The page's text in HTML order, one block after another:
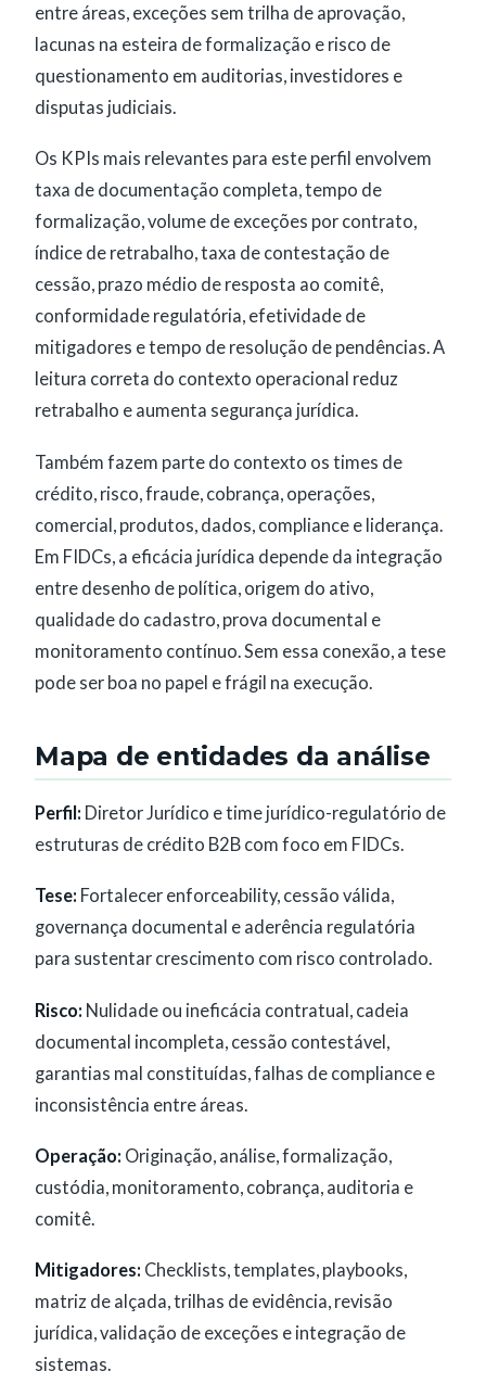
entre áreas, exceções sem trilha de aprovação,
lacunas na esteira de formalização e risco de
questionamento em auditorias, investidores e
disputas judiciais.
Os KPIs mais relevantes para este perfil envolvem
taxa de documentação completa, tempo de
formalização, volume de exceções por contrato,
índice de retrabalho, taxa de contestação de
cessão, prazo médio de resposta ao comitê,
conformidade regulatória, efetividade de
mitigadores e tempo de resolução de pendências. A
leitura correta do contexto operacional reduz
retrabalho e aumenta segurança jurídica.
Também fazem parte do contexto os times de
crédito, risco, fraude, cobrança, operações,
comercial, produtos, dados, compliance e liderança.
Em FIDCs, a eficácia jurídica depende da integração
entre desenho de política, origem do ativo,
qualidade do cadastro, prova documental e
monitoramento contínuo. Sem essa conexão, a tese
pode ser boa no papel e frágil na execução.
Mapa de entidades da análise
Perfil: Diretor Jurídico e time jurídico-regulatório de
estruturas de crédito B2B com foco em FIDCs.
Tese: Fortalecer enforceability, cessão válida,
governança documental e aderência regulatória
para sustentar crescimento com risco controlado.
Risco: Nulidade ou ineficácia contratual, cadeia
documental incompleta, cessão contestável,
garantias mal constituídas, falhas de compliance e
inconsistência entre áreas.
Operação: Originação, análise, formalização,
custódia, monitoramento, cobrança, auditoria e
comitê.
Mitigadores: Checklists, templates, playbooks,
matriz de alçada, trilhas de evidência, revisão
jurídica, validação de exceções e integração de
sistemas.